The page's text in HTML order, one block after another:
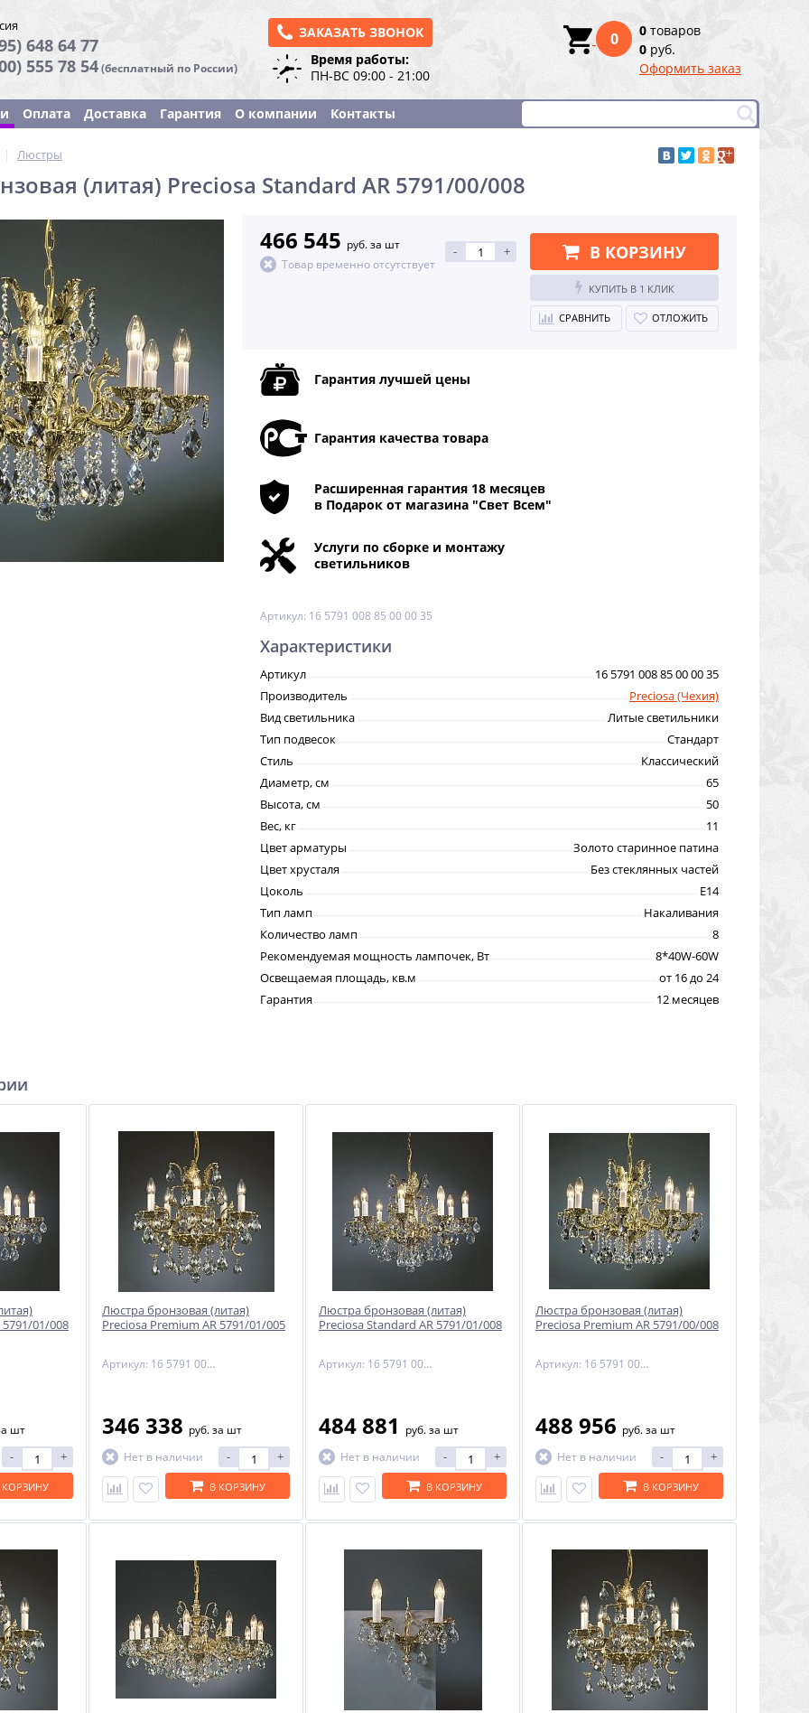
648 64 77
555 78 54(бесплатный по России)
ЗАКАЗАТЬ ЗВОНОК
Время работы:
ПН-ВС 09:00 - 21:00
0 0 товаров
0 руб.
Оформить заказ
Оплата Доставка Гарантия О компании Контакты
| Люстры
(литая) Preciosa Standard AR 5791/00/008
466 545 руб. за шт
Товар временно отсутствует
- + В КОРЗИНУ
КУПИТЬ В 1 КЛИК
СРАВНИТЬ ОТЛОЖИТЬ
Гарантия лучшей цены
Гарантия качества товара
Расширенная гарантия 18 месяцев
в Подарок от магазина "Свет Всем"
Услуги по сборке и монтажу
светильников
Артикул: 16 5791 008 85 00 00 35
Характеристики
Артикул
16 5791 008 85 00 00 35
Производитель
Preciosa (Чехия)
Вид светильника
Литые светильники
Тип подвесок
Стандарт
Стиль
Классический
Диаметр, см
65
Высота, см
50
Вес, кг
11
Цвет арматуры
Золото старинное патина
Цвет хрусталя
Без стеклянных частей
Цоколь
E14
Тип ламп
Накаливания
Количество ламп
8
Рекомендуемая мощность лампочек, Вт
8*40W-60W
Освещаемая площадь, кв.м
от 16 до 24
Гарантия
12 месяцев
01/008
шт
- +
КОРЗИНУ
Люстра бронзовая (литая)
Preciosa Premium AR 5791/01/005
Артикул: 16 5791 005 85 00 00 70
346 338 руб.за шт
Нет в наличии
- +
В КОРЗИНУ
Люстра бронзовая (литая)
Preciosa Standard AR 5791/01/008
Артикул: 16 5791 008 85 00 02 35
484 881 руб.за шт
Нет в наличии
- +
В КОРЗИНУ
Люстра бронзовая (литая)
Preciosa Premium AR 5791/00/008
Артикул: 16 5791 008 85 00 00 70
488 956 руб.за шт
Нет в наличии
- +
В КОРЗИНУ